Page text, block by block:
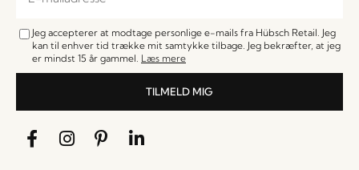
Jeg accepterer at modtage personlige e-mails fra Hübsch Retail. Jeg
kan til enhver tid trække mit samtykke tilbage. Jeg bekræfter, at jeg
er mindst 15 år gammel. Læs mere
TILMELD MIG